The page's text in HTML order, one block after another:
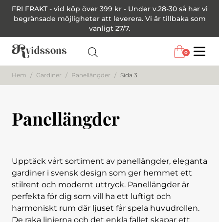
FRI FRAKT - vid köp över 399 kr - Under v.28-30 så har vi
begränsade möjligheter att leverera. Vi är tillbaka som
vanligt 27/7.
0
Hem / Gardiner / Panellängder / Sida 3
Panellängder
Upptäck vårt sortiment av panellängder, eleganta
gardiner i svensk design som ger hemmet ett
stilrent och modernt uttryck. Panellängder är
perfekta för dig som vill ha ett luftigt och
harmoniskt rum där ljuset får spela huvudrollen.
De raka linjerna och det enkla fallet skapar ett